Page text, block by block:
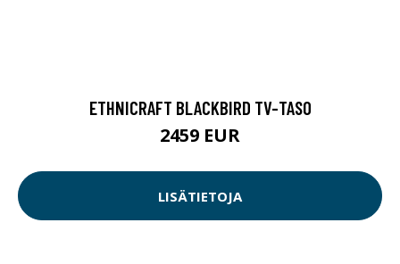
ETHNICRAFT BLACKBIRD TV-TASO
2459 EUR
LISÄTIETOJA